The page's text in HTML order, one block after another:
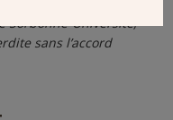
Sorbonne-Université,
sans l’accord